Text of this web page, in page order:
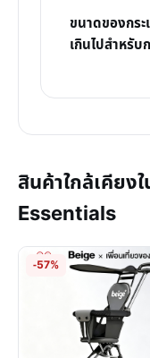
ขนาดของกร
เกินไปสำหรับ
สินค้าใกล้เคียง
Essentials
-57%